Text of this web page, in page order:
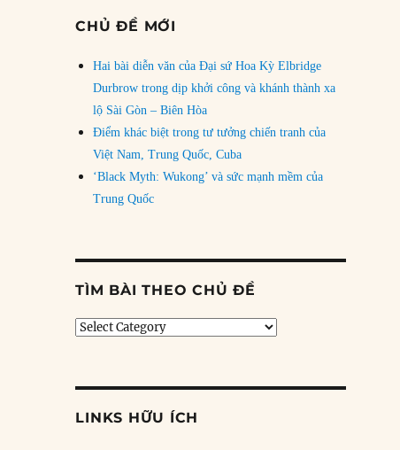
CHỦ ĐỀ MỚI
Hai bài diễn văn của Đại sứ Hoa Kỳ Elbridge
Durbrow trong dịp khởi công và khánh thành xa
lộ Sài Gòn – Biên Hòa
Điểm khác biệt trong tư tưởng chiến tranh của
Việt Nam, Trung Quốc, Cuba
‘Black Myth: Wukong’ và sức mạnh mềm của
Trung Quốc
TÌM BÀI THEO CHỦ ĐỀ
Tìm
LINKS HỮU ÍCH